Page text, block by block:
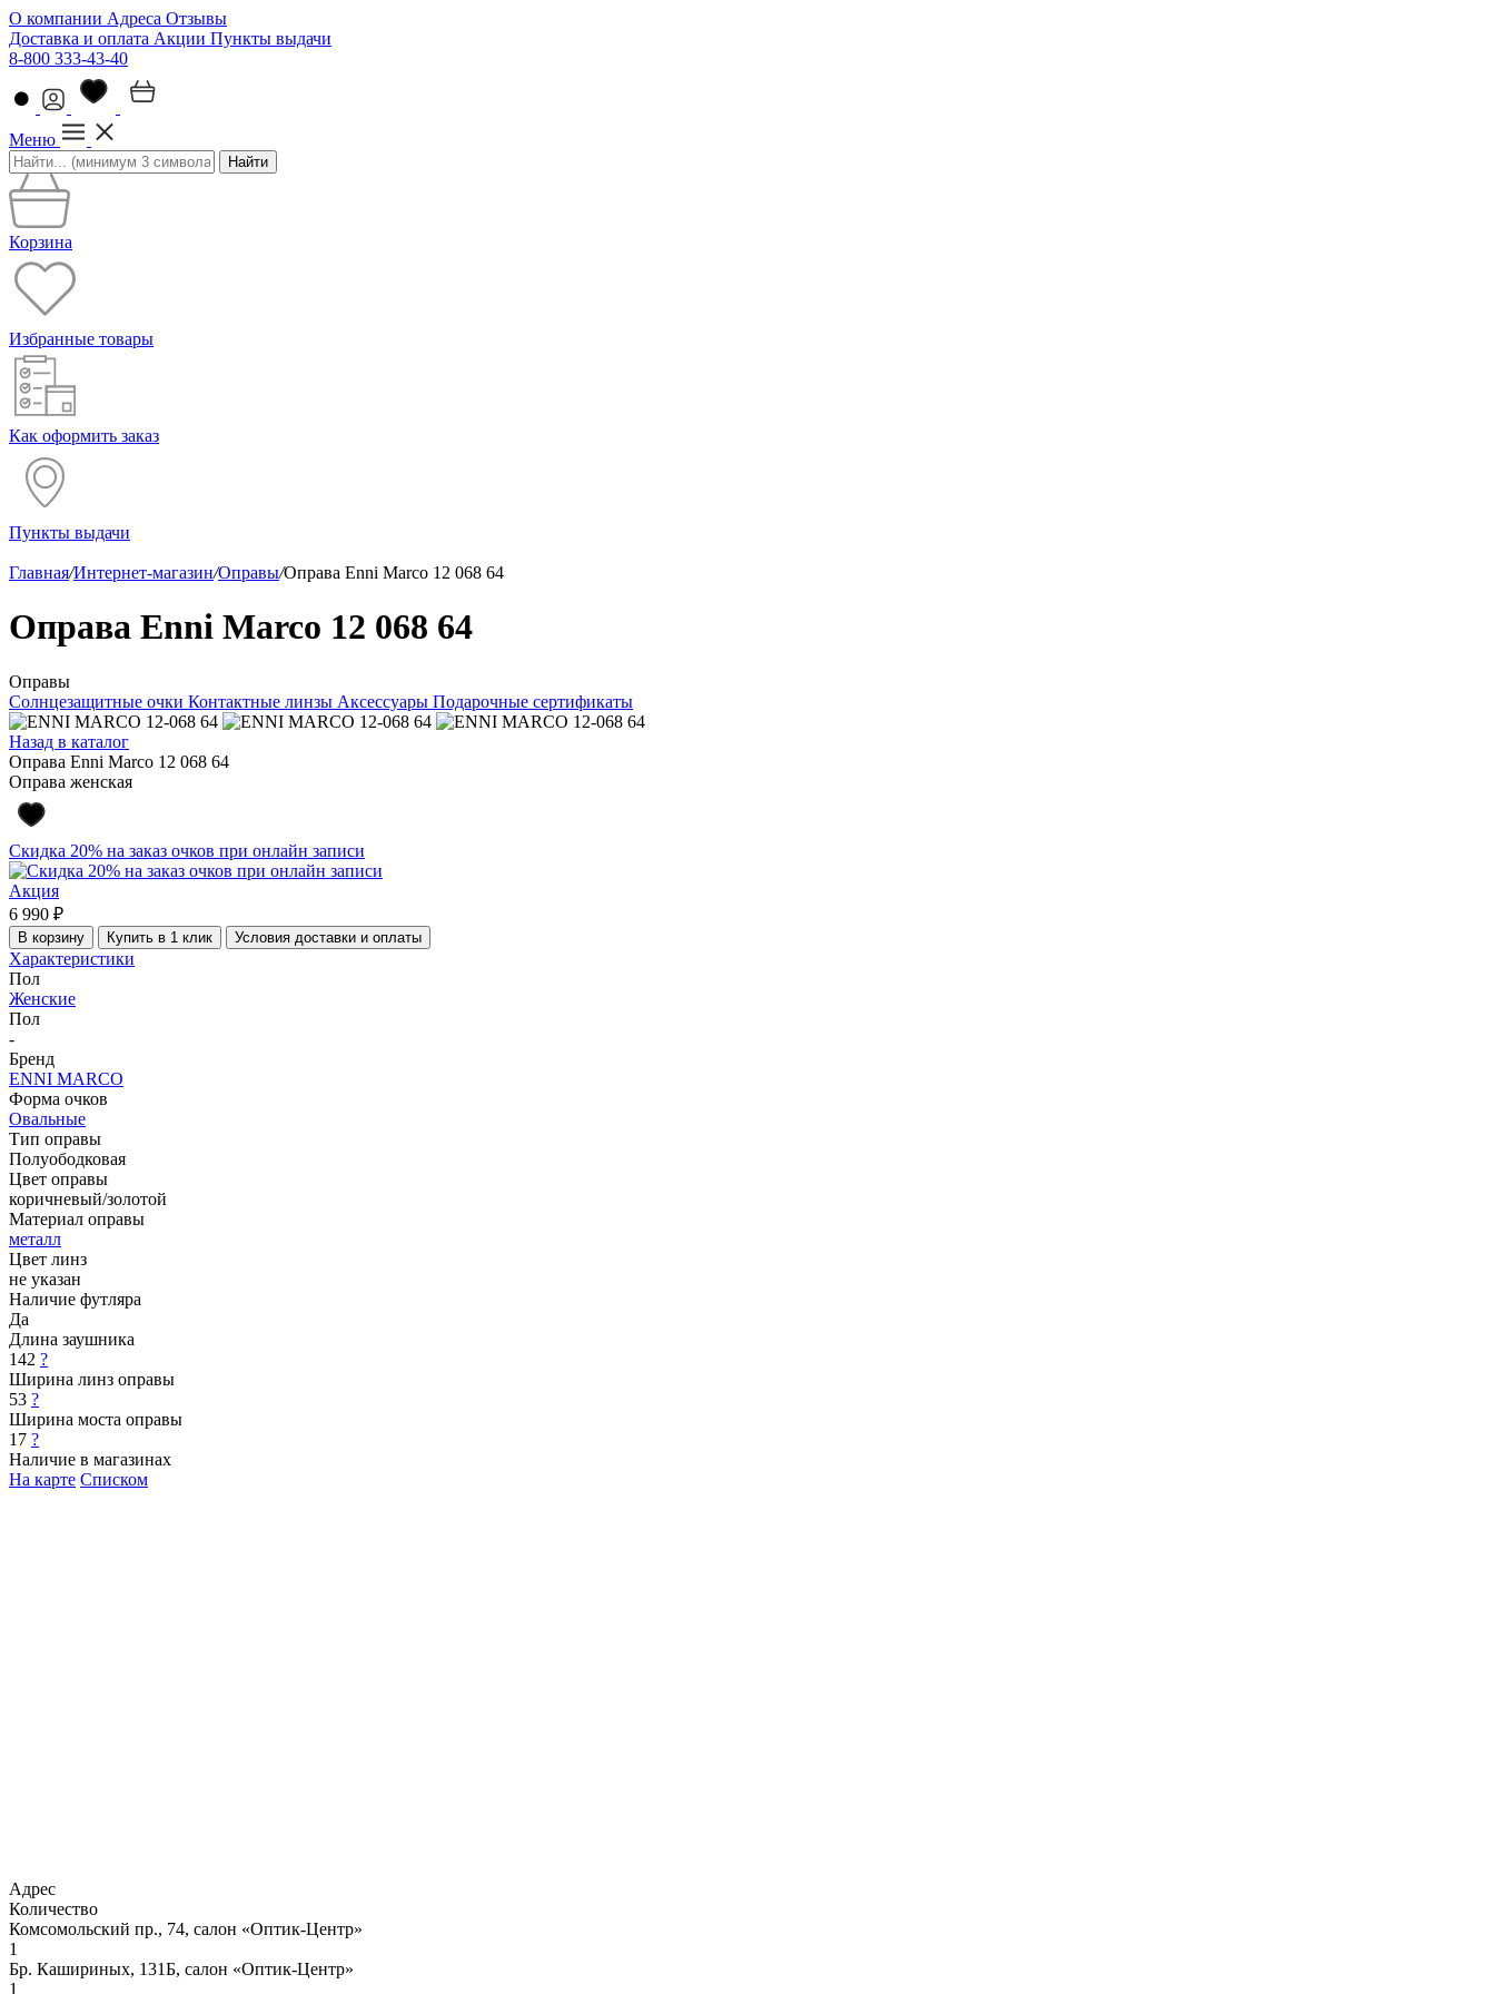
О компании Адреса Отзывы
Доставка и оплата Акции Пункты выдачи
8-800 333-43-40
Меню
Найти
Корзина
Избранные товары
Как оформить заказ
Пункты выдачи
Главная/Интернет-магазин/Оправы/Оправа Enni Marco 12 068 64
Оправа Enni Marco 12 068 64
Оправы
Солнцезащитные очки Контактные линзы Аксессуары Подарочные сертификаты
Назад в каталог
Оправа Enni Marco 12 068 64
Оправа женская
Скидка 20% на заказ очков при онлайн записи
Акция
6 990 ₽
В корзину Купить в 1 клик Условия доставки и оплаты
Характеристики
Пол
Женские
Пол
-
Бренд
ENNI MARCO
Форма очков
Овальные
Тип оправы
Полуободковая
Цвет оправы
коричневый/золотой
Материал оправы
металл
Цвет линз
не указан
Наличие футляра
Да
Длина заушника
142 ?
Ширина линз оправы
53 ?
Ширина моста оправы
17 ?
Наличие в магазинах
На карте Списком
Адрес
Количество
Комсомольский пр., 74, салон «Оптик-Центр»
1
Бр. Кашириных, 131Б, салон «Оптик-Центр»
1